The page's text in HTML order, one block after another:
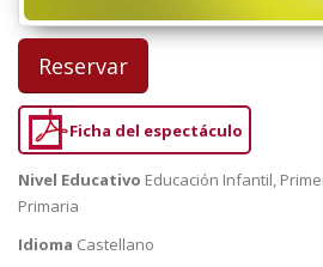
Reservar
Ficha del espectáculo
Nivel Educativo Educación Infantil,
Primaria
Idioma Castellano